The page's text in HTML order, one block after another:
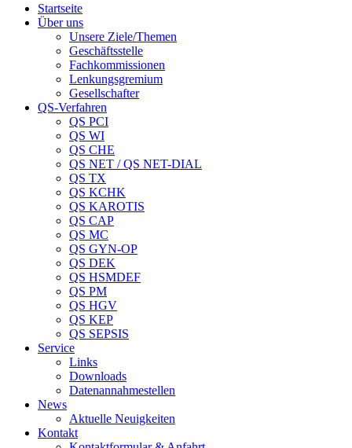
Startseite
Über uns
Unsere Ziele/Themen
Geschäftsstelle
Fachkommissionen
Lenkungsgremium
Gesellschafter
QS-Verfahren
QS PCI
QS WI
QS CHE
QS NET / QS NET-DIAL
QS TX
QS KCHK
QS KAROTIS
QS CAP
QS MC
QS GYN-OP
QS DEK
QS HSMDEF
QS PM
QS HGV
QS KEP
QS SEPSIS
Service
Links
Downloads
Datenannahmestellen
News
Aktuelle Neuigkeiten
Kontakt